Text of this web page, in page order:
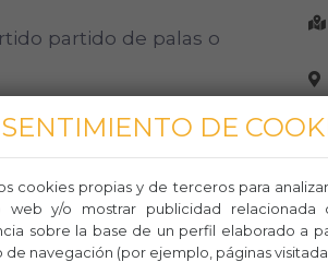
partido de palas o
a lo largo de la
suave sonido de las olas.
marina al hacer
criaturas marinas en las
DE
cookies propias y de terceros para
web y/o mostrar publicidad relacionada
sobre la base de un perfil elaborado a
de navegación (por ejemplo, páginas